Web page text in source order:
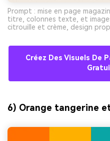
Prompt : mise en page
titre, colonnes texte, et
citrouille et crème, design
Créez Des Visuels De
6) Orange tangerine